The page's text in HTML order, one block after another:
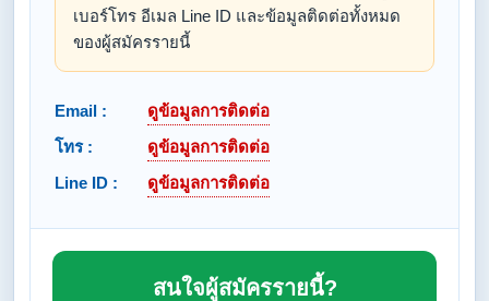
เบอร์โทร อีเมล Line ID และข้อมูลติดต่อทั้งหมด
ของผู้สมัครรายนี้
Email :
ดูข้อมูลการติดต่อ
โทร :
ดูข้อมูลการติดต่อ
Line ID :
ดูข้อมูลการติดต่อ
สนใจผู้สมัครรายนี้?